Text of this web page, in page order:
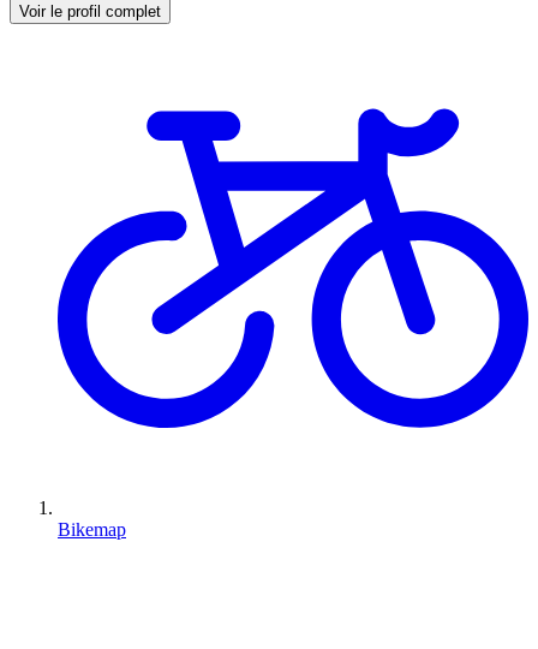
Voir le profil complet
Bikemap